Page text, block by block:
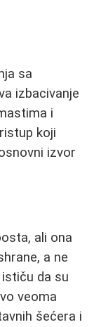
sa
izbacivanje
i
koji
izvor
ali ona
a ne
da su
veoma
šećera i